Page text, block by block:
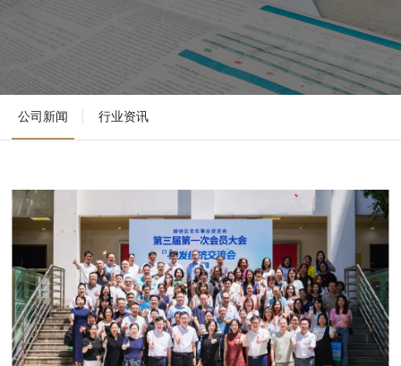
公司新闻 行业资讯